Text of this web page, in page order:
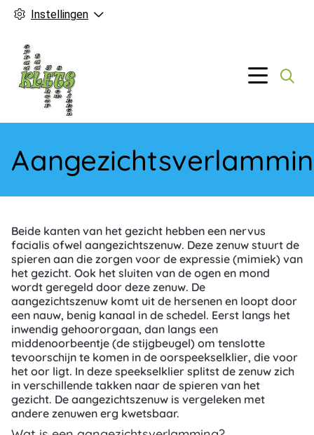
Instellingen
Menu
Beide kanten van het gezicht hebben een nervus
facialis ofwel aangezichtszenuw. Deze zenuw stuurt de
spieren aan die zorgen voor de expressie (mimiek) van
het gezicht. Ook het sluiten van de ogen en mond
wordt geregeld door deze zenuw. De
aangezichtszenuw komt uit de hersenen en loopt door
een nauw, benig kanaal in de schedel. Eerst langs het
inwendig gehoororgaan, dan langs een
middenoorbeentje (de stijgbeugel) om tenslotte
tevoorschijn te komen in de oorspeekselklier, die voor
het oor ligt. In deze speekselklier splitst de zenuw zich
in verschillende takken naar de spieren van het
gezicht. De aangezichtszenuw is vergeleken met
andere zenuwen erg kwetsbaar.